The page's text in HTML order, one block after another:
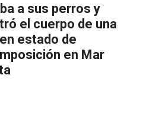
a sus perros y
el cuerpo de una
estado de
en Mar